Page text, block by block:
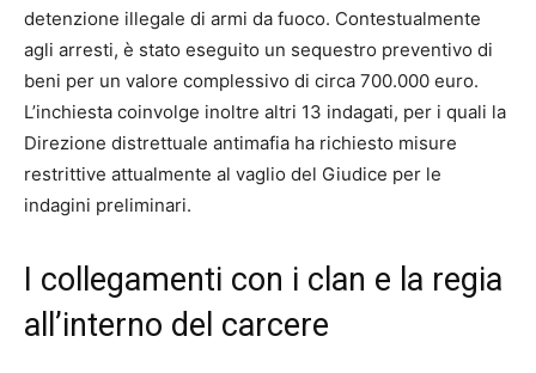
detenzione illegale di armi da fuoco. Contestualmente
agli arresti, è stato eseguito un sequestro preventivo di
beni per un valore complessivo di circa 700.000 euro.
L’inchiesta coinvolge inoltre altri 13 indagati, per i quali la
Direzione distrettuale antimafia ha richiesto misure
restrittive attualmente al vaglio del Giudice per le
indagini preliminari.
I collegamenti con i clan e la regia
all’interno del carcere